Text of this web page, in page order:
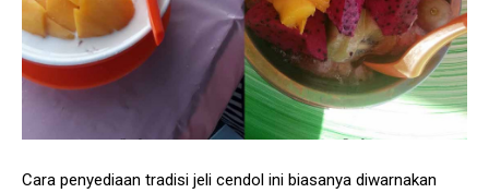
Cara penyediaan tradisi jeli cendol ini biasanya diwarnakan